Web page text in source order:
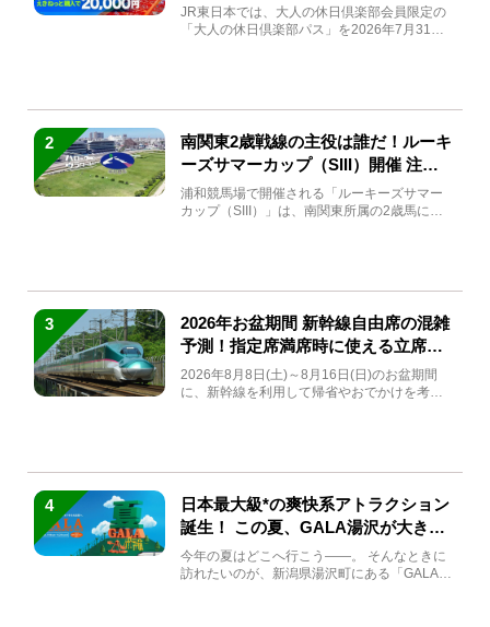
JR東日本では、大人の休日倶楽部会員限定の
「大人の休日倶楽部パス」を2026年7月31日
2
南関東2歳戦線の主役は誰だ！ルーキ
ーズサマーカップ（SIII）開催 注目
馬と見どころをチェック
浦和競馬場で開催される「ルーキーズサマー
カップ（SIII）」は、南関東所属の2歳馬によ
3
2026年お盆期間 新幹線自由席の混雑
予測！指定席満席時に使える立席特
急券も解説
2026年8月8日(土)～8月16日(日)のお盆期間
に、新幹線を利用して帰省やおでかけを考え
4
日本最大級*の爽快系アトラクション
誕生！ この夏、GALA湯沢が大きく
生まれ変わる
今年の夏はどこへ行こう――。 そんなときに
訪れたいのが、新潟県湯沢町にある「GALA湯